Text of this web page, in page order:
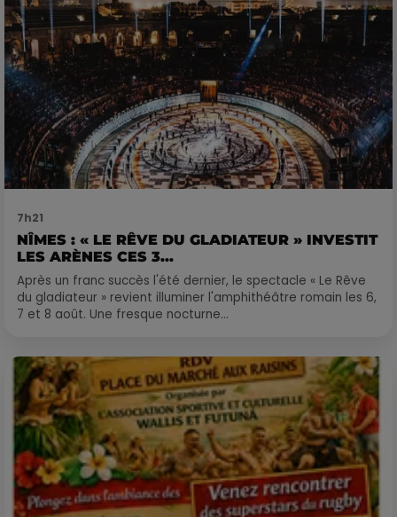
7h21
NÎMES : « LE RÊVE DU GLADIATEUR » INVESTIT
LES ARÈNES CES 3...
Après un franc succès l'été dernier, le spectacle « Le Rêve
du gladiateur » revient illuminer l'amphithéâtre romain les 6,
7 et 8 août. Une fresque nocturne...